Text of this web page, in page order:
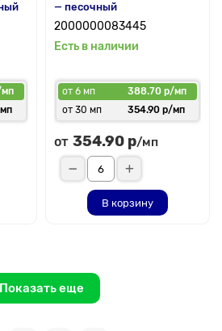
— песочный
2000000083445
Есть в наличии
от 6 мп
388.70 р/мп
от 30 мп
354.90 р/мп
от 354.90 р/мп
В корзину
Показать еще